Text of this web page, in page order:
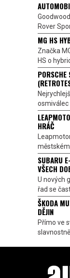
Rover
MG HS
Značka
HS o
PORSCHE
osmiválec
HRÁČ
městském
SUBARU
VŠECH
U nových
řad se
ŠKODA
DĚJIN
Přímo ve